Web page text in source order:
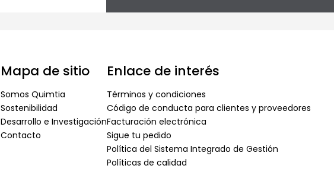
Mapa de sitio
Somos Quimtia
Sostenibilidad
Desarrollo e Investigación
Contacto
Enlace de interés
Términos y condiciones
Código de conducta para clientes y proveedores
Facturación electrónica
Sigue tu pedido
Política del Sistema Integrado de Gestión
Políticas de calidad